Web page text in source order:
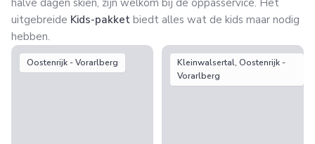
halve dagen skiën, zijn welkom bij de oppasservice. Het
uitgebreide Kids-pakket biedt alles wat de kids maar nodig
hebben.
Oostenrijk - Vorarlberg
Kleinwalsertal, Oostenrijk -
Vorarlberg